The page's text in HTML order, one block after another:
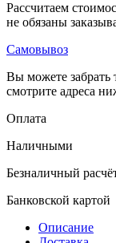
Рассчитаем
не обязаны
Самовывоз
Вы можете забрать
смотрите адреса
Оплата
Наличными
Безналичный
Банковской картой
Описание